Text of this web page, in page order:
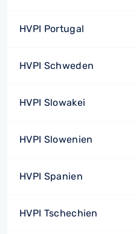
HVPI Portugal
HVPI Schweden
HVPI Slowakei
HVPI Slowenien
HVPI Spanien
HVPI Tschechien